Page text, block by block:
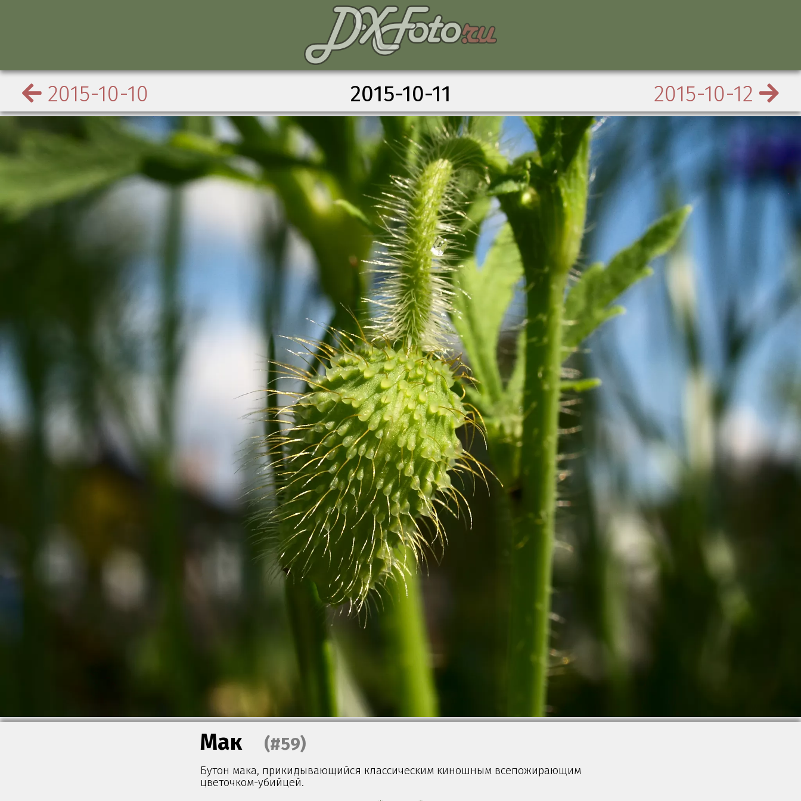
2015-10-10 2015-10-11 2015-10-12
Мак (#59)
Бутон мака, прикидывающийся классическим киношным всепожирающим
цветочком-убийцей.